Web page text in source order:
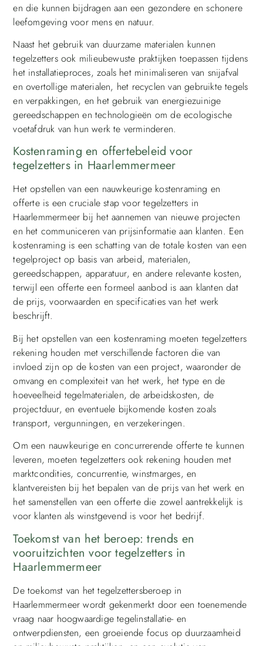
en die kunnen bijdragen aan een gezondere en schonere
leefomgeving voor mens en natuur.
Naast het gebruik van duurzame materialen kunnen
tegelzetters ook milieubewuste praktijken toepassen tijdens
het installatieproces, zoals het minimaliseren van snijafval
en overtollige materialen, het recyclen van gebruikte tegels
en verpakkingen, en het gebruik van energiezuinige
gereedschappen en technologieën om de ecologische
voetafdruk van hun werk te verminderen.
Kostenraming en offertebeleid voor
tegelzetters in Haarlemmermeer
Het opstellen van een nauwkeurige kostenraming en
offerte is een cruciale stap voor tegelzetters in
Haarlemmermeer bij het aannemen van nieuwe projecten
en het communiceren van prijsinformatie aan klanten. Een
kostenraming is een schatting van de totale kosten van een
tegelproject op basis van arbeid, materialen,
gereedschappen, apparatuur, en andere relevante kosten,
terwijl een offerte een formeel aanbod is aan klanten dat
de prijs, voorwaarden en specificaties van het werk
beschrijft.
Bij het opstellen van een kostenraming moeten tegelzetters
rekening houden met verschillende factoren die van
invloed zijn op de kosten van een project, waaronder de
omvang en complexiteit van het werk, het type en de
hoeveelheid tegelmaterialen, de arbeidskosten, de
projectduur, en eventuele bijkomende kosten zoals
transport, vergunningen, en verzekeringen.
Om een nauwkeurige en concurrerende offerte te kunnen
leveren, moeten tegelzetters ook rekening houden met
marktcondities, concurrentie, winstmarges, en
klantvereisten bij het bepalen van de prijs van het werk en
het samenstellen van een offerte die zowel aantrekkelijk is
voor klanten als winstgevend is voor het bedrijf.
Toekomst van het beroep: trends en
vooruitzichten voor tegelzetters in
Haarlemmermeer
De toekomst van het tegelzettersberoep in
Haarlemmermeer wordt gekenmerkt door een toenemende
vraag naar hoogwaardige tegelinstallatie- en
ontwerpdiensten, een groeiende focus op duurzaamheid